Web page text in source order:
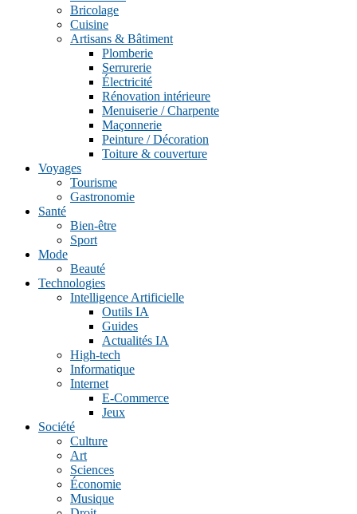
Bricolage
Cuisine
Artisans & Bâtiment
Plomberie
Serrurerie
Électricité
Rénovation intérieure
Menuiserie / Charpente
Maçonnerie
Peinture / Décoration
Toiture & couverture
Voyages
Tourisme
Gastronomie
Santé
Bien-être
Sport
Mode
Beauté
Technologies
Intelligence Artificielle
Outils IA
Guides
Actualités IA
High-tech
Informatique
Internet
E-Commerce
Jeux
Société
Culture
Art
Sciences
Économie
Musique